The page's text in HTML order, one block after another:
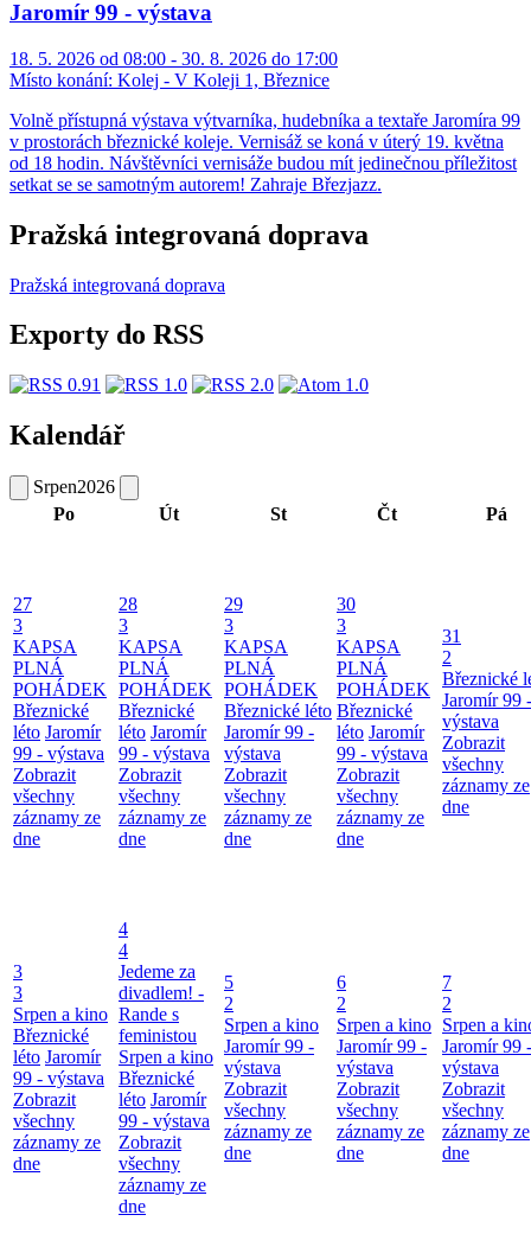
Jaromír 99 - výstava
18. 5. 2026 od 08:00 - 30. 8. 2026 do 17:00
Místo konání: Kolej - V Koleji 1, Březnice
Volně přístupná výstava výtvarníka, hudebníka a textaře Jaromíra 99
v prostorách březnické koleje. Vernisáž se koná v úterý 19. května
od 18 hodin. Návštěvníci vernisáže budou mít jedinečnou příležitost
setkat se se samotným autorem! Zahraje Březjazz.
Pražská integrovaná doprava
Pražská integrovaná doprava
Exporty do RSS
Kalendář
Srpen2026
Po
Út St Čt Pá
27
3
KAPSA
PLNÁ
POHÁDEK
Březnické
léto Jaromír
99 - výstava
Zobrazit
všechny
záznamy ze
dne
28
3
KAPSA
PLNÁ
POHÁDEK
Březnické
léto Jaromír
99 - výstava
Zobrazit
všechny
záznamy ze
dne
29
3
KAPSA
PLNÁ
POHÁDEK
Březnické léto
Jaromír 99 -
výstava
Zobrazit
všechny
záznamy ze
dne
30
3
KAPSA
PLNÁ
POHÁDEK
Březnické
léto Jaromír
99 - výstava
Zobrazit
všechny
záznamy ze
dne
31
2
Březnické
Jaromír 99 -
výstava
Zobrazit
všechny
záznamy ze
dne
3
3
Srpen a kino
Březnické
léto Jaromír
99 - výstava
Zobrazit
všechny
záznamy ze
dne
4
4
Jedeme za
divadlem! -
Rande s
feministou
Srpen a kino
Březnické
léto Jaromír
99 - výstava
Zobrazit
všechny
záznamy ze
dne
5
2
Srpen a kino
Jaromír 99 -
výstava
Zobrazit
všechny
záznamy ze
dne
6
2
Srpen a kino
Jaromír 99 -
výstava
Zobrazit
všechny
záznamy ze
dne
7
2
Srpen a
Jaromír 99 -
výstava
Zobrazit
všechny
záznamy ze
dne